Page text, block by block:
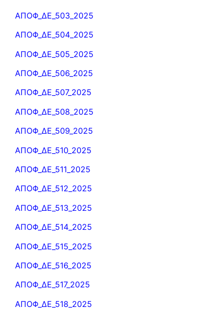
ΑΠΟΦ_ΔΕ_503_2025
ΑΠΟΦ_ΔΕ_504_2025
ΑΠΟΦ_ΔΕ_505_2025
ΑΠΟΦ_ΔΕ_506_2025
ΑΠΟΦ_ΔΕ_507_2025
ΑΠΟΦ_ΔΕ_508_2025
ΑΠΟΦ_ΔΕ_509_2025
ΑΠΟΦ_ΔΕ_510_2025
ΑΠΟΦ_ΔΕ_511_2025
ΑΠΟΦ_ΔΕ_512_2025
ΑΠΟΦ_ΔΕ_513_2025
ΑΠΟΦ_ΔΕ_514_2025
ΑΠΟΦ_ΔΕ_515_2025
ΑΠΟΦ_ΔΕ_516_2025
ΑΠΟΦ_ΔΕ_517_2025
ΑΠΟΦ_ΔΕ_518_2025